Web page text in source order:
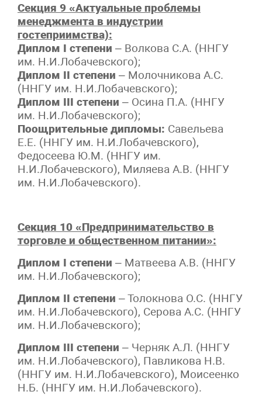
Секция 9 «Актуальные проблемы
менеджмента в индустрии
гостеприимства):
Диплом I степени – Волкова С.А. (ННГУ
им. Н.И.Лобачевского);
Диплом II степени – Молочникова А.С.
(ННГУ им. Н.И.Лобачевского);
Диплом III степени – Осина П.А. (ННГУ
им. Н.И.Лобачевского);
Поощрительные дипломы: Савельева
Е.Е. (ННГУ им. Н.И.Лобачевского),
Федосеева Ю.М. (ННГУ им.
Н.И.Лобачевского), Миляева А.В. (ННГУ
им. Н.И.Лобачевского).
Секция 10 «Предпринимательство в
торговле и общественном питании»:
Диплом I степени – Матвеева А.В. (ННГУ
им. Н.И.Лобачевского);
Диплом II степени – Толокнова О.С. (ННГУ
им. Н.И.Лобачевского), Серова А.С. (ННГУ
им. Н.И.Лобачевского);
Диплом III степени – Черняк А.Л. (ННГУ
им. Н.И.Лобачевского), Павликова Н.В.
(ННГУ им. Н.И.Лобачевского), Моисеенко
Н.Б. (ННГУ им. Н.И.Лобачевского).